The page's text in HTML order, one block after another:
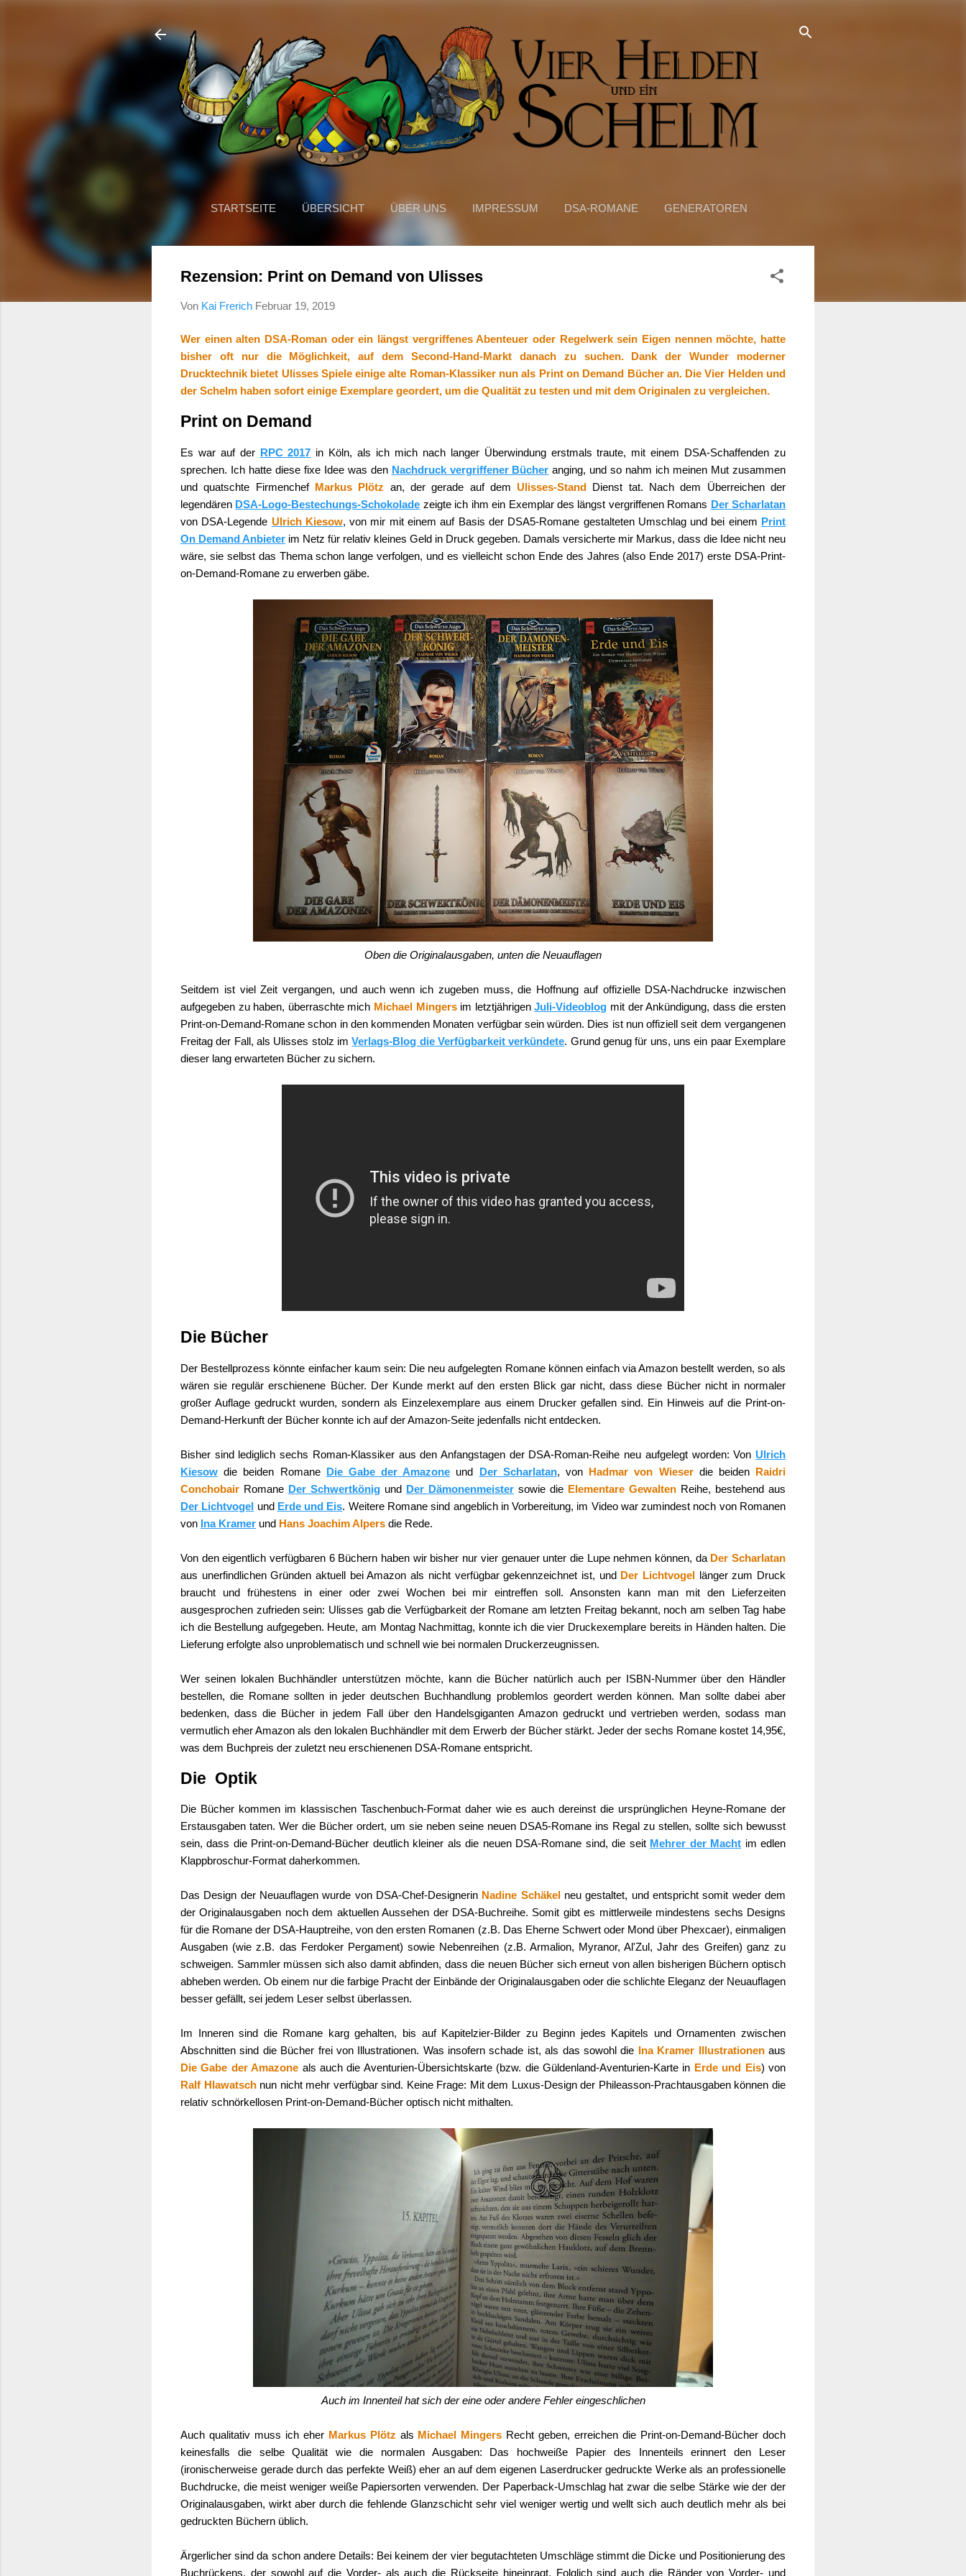
STARTSEITE ÜBERSICHT ÜBER UNS IMPRESSUM DSA-ROMANE GENERATOREN
MEHR…
Rezension: Print on Demand von Ulisses
Von Kai Frerich Februar 19, 2019
Wer einen alten DSA-Roman oder ein längst vergriffenes Abenteuer oder Regelwerk sein Eigen nennen möchte, hatte
bisher oft nur die Möglichkeit, auf dem Second-Hand-Markt danach zu suchen. Dank der Wunder moderner
Drucktechnik bietet Ulisses Spiele einige alte Roman-Klassiker nun als Print on Demand Bücher an. Die Vier Helden und
der Schelm haben sofort einige Exemplare geordert, um die Qualität zu testen und mit dem Originalen zu vergleichen.
Print on Demand
Es war auf der RPC 2017 in Köln, als ich mich nach langer Überwindung erstmals traute, mit einem DSA-Schaffenden zu
sprechen. Ich hatte diese fixe Idee was den Nachdruck vergriffener Bücher anging, und so nahm ich meinen Mut zusammen
und quatschte Firmenchef Markus Plötz an, der gerade auf demUlisses-Stand Dienst tat. Nach dem Überreichen der
legendären DSA-Logo-Bestechungs-Schokolade zeigte ich ihm ein Exemplar des längst vergriffenen Romans Der Scharlatan
von DSA-Legende Ulrich Kiesow, von mir mit einem auf Basis der DSA5-Romane gestalteten Umschlag und bei einem Print
On Demand Anbieter im Netz für relativ kleines Geld in Druck gegeben. Damals versicherte mir Markus, dass die Idee nicht neu
wäre, sie selbst das Thema schon lange verfolgen, und es vielleicht schon Ende des Jahres (also Ende 2017) erste DSA-Print-
on-Demand-Romane zu erwerben gäbe.
Oben die Originalausgaben, unten die Neuauflagen
Seitdem ist viel Zeit vergangen, und auch wenn ich zugeben muss, die Hoffnung auf offizielle DSA-Nachdrucke inzwischen
aufgegeben zu haben, überraschte mich Michael Mingers im letztjährigenJuli-Videoblog mit der Ankündigung, dass die ersten
Print-on-Demand-Romane schon in den kommenden Monaten verfügbar sein würden. Dies ist nun offiziell seit dem vergangenen
Freitag der Fall, als Ulisses stolz imVerlags-Blog die Verfügbarkeit verkündete. Grund genug für uns, uns ein paar Exemplare
dieser lang erwarteten Bücher zu sichern.
Die Bücher
Der Bestellprozess könnte einfacher kaum sein: Die neu aufgelegten Romane können einfach via Amazon bestellt werden, so als
wären sie regulär erschienene Bücher. Der Kunde merkt auf den ersten Blick gar nicht, dass diese Bücher nicht in normaler
großer Auflage gedruckt wurden, sondern als Einzelexemplare aus einem Drucker gefallen sind. Ein Hinweis auf die Print-on-
Demand-Herkunft der Bücher konnte ich auf der Amazon-Seite jedenfalls nicht entdecken.
Bisher sind lediglich sechs Roman-Klassiker aus den Anfangstagen der DSA-Roman-Reihe neu aufgelegt worden: Von Ulrich
Kiesow die beiden Romane Die Gabe der Amazone und Der Scharlatan, von Hadmar von Wieserdie beiden Raidri
Conchobair Romane Der Schwertkönig und Der Dämonenmeister sowie die Elementare Gewalten Reihe, bestehend aus
Der Lichtvogel und Erde und Eis. Weitere Romane sind angeblich in Vorbereitung, im Video war zumindest noch von Romanen
von Ina Kramer und Hans Joachim Alpers die Rede.
Von den eigentlich verfügbaren 6 Büchern haben wir bisher nur vier genauer unter die Lupe nehmen können, da Der Scharlatan
aus unerfindlichen Gründen aktuell bei Amazon als nicht verfügbar gekennzeichnet ist, und Der Lichtvogel länger zum Druck
braucht und frühestens in einer oder zwei Wochen bei mir eintreffen soll. Ansonsten kann man mit den Lieferzeiten
ausgesprochen zufrieden sein: Ulisses gab die Verfügbarkeit der Romane am letzten Freitag bekannt, noch am selben Tag habe
ich die Bestellung aufgegeben. Heute, am Montag Nachmittag, konnte ich die vier Druckexemplare bereits in Händen halten. Die
Lieferung erfolgte also unproblematisch und schnell wie bei normalen Druckerzeugnissen.
Wer seinen lokalen Buchhändler unterstützen möchte, kann die Bücher natürlich auch per ISBN-Nummer über den Händler
bestellen, die Romane sollten in jeder deutschen Buchhandlung problemlos geordert werden können. Man sollte dabei aber
bedenken, dass die Bücher in jedem Fall über den Handelsgiganten Amazon gedruckt und vertrieben werden, sodass man
vermutlich eher Amazon als den lokalen Buchhändler mit dem Erwerb der Bücher stärkt. Jeder der sechs Romane kostet 14,95€,
was dem Buchpreis der zuletzt neu erschienenen DSA-Romane entspricht.
Die Optik
Die Bücher kommen im klassischen Taschenbuch-Format daher wie es auch dereinst die ursprünglichen Heyne-Romane der
Erstausgaben taten. Wer die Bücher ordert, um sie neben seine neuen DSA5-Romane ins Regal zu stellen, sollte sich bewusst
sein, dass die Print-on-Demand-Bücher deutlich kleiner als die neuen DSA-Romane sind, die seit Mehrer der Macht im edlen
Klappbroschur-Format daherkommen.
Das Design der Neuauflagen wurde von DSA-Chef-Designerin Nadine Schäkel neu gestaltet, und entspricht somit weder dem
der Originalausgaben noch dem aktuellen Aussehen der DSA-Buchreihe. Somit gibt es mittlerweile mindestens sechs Designs
für die Romane der DSA-Hauptreihe, von den ersten Romanen (z.B. Das Eherne Schwert oder Mond über Phexcaer), einmaligen
Ausgaben (wie z.B. das Ferdoker Pergament) sowie Nebenreihen (z.B. Armalion, Myranor, Al'Zul, Jahr des Greifen) ganz zu
schweigen. Sammler müssen sich also damit abfinden, dass die neuen Bücher sich erneut von allen bisherigen Büchern optisch
abheben werden. Ob einem nur die farbige Pracht der Einbände der Originalausgaben oder die schlichte Eleganz der Neuauflagen
besser gefällt, sei jedem Leser selbst überlassen.
Im Inneren sind die Romane karg gehalten, bis auf Kapitelzier-Bilder zu Beginn jedes Kapitels und Ornamenten zwischen
Abschnitten sind die Bücher frei von Illustrationen. Was insofern schade ist, als das sowohl die
Ina Kramer Illustrationenaus
Die Gabe der Amazone als auch die Aventurien-Übersichtskarte (bzw. die Güldenland-Aventurien-Karte in Erde und Eis) von
Ralf Hlawatsch nun nicht mehr verfügbar sind. Keine Frage: Mit dem Luxus-Design der Phileasson-Prachtausgaben können die
relativ schnörkellosen Print-on-Demand-Bücher optisch nicht mithalten.
Auch im Innenteil hat sich der eine oder andere Fehler eingeschlichen
Auch qualitativ muss ich eher Markus Plötz als Michael Mingers Recht geben, erreichen die Print-on-Demand-Bücher doch
keinesfalls die selbe Qualität wie die normalen Ausgaben: Das hochweiße Papier des Innenteils erinnert den Leser
(ironischerweise gerade durch das perfekte Weiß) eher an auf dem eigenen Laserdrucker gedruckte Werke als an professionelle
Buchdrucke, die meist weniger weiße Papiersorten verwenden. Der Paperback-Umschlag hat zwar die selbe Stärke wie der der
Originalausgaben, wirkt aber durch die fehlende Glanzschicht sehr viel weniger wertig und wellt sich auch deutlich mehr als bei
gedruckten Büchern üblich.
Ärgerlicher sind da schon andere Details: Bei keinem der vier begutachteten Umschläge stimmt die Dicke und Positionierung des
Buchrückens, der sowohl auf die Vorder- als auch die Rückseite hineinragt. Folglich sind auch die Ränder von Vorder- und